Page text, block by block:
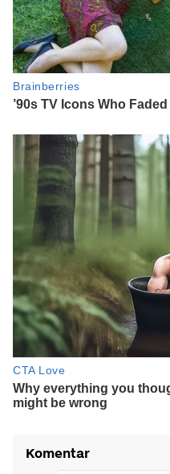
Komentar